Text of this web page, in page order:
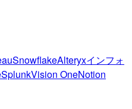
SnowflakeAlteryxインフォ
SplunkVision OneNotion